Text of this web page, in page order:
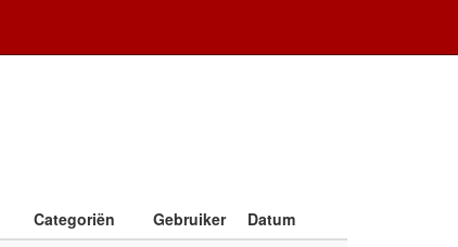
Categoriën Gebruiker
Datum